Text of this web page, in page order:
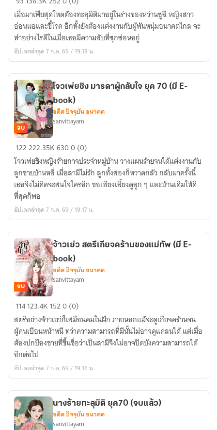
ซูฉี
นาย
หญิง
ซู
แห่ง
70
(มี
E-
book)
เมื่อมาเฟียสุดโหดต้องทะลุมิติมาอยู่ในร่างของหว่านซูฉี หญิงสาว
อ่อนแอและขี้โรค อีกทั้งยังต้องแต่งงานกับผู้พันหนุ่มอนาคตไกล จะ
ทำอย่างไรดีในเมื่อเธอมีความลับที่ซุกซ่อนอยู่
อัปเดตล่าสุด 7 ก.ค. 69 / 19:18 น.
โจ
ว
เพ่ย
ชิง
มารดา
ผู้
กลับ
ยุค
70
(มี
book)
จบ
โจวเพ่ยชิง มารดาผู้กลับใจ ยุค 70 (มี E-
book)
อดีต ปัจจุบัน อนาคต
sanvittayam
122222.35K6300 (0)
โจวเพ่ยชิงหญิงร้ายกาจประจำหมู่บ้าน วางแผนร้ายจนได้แต่งงานกับ
ลูกชายบ้านหลี่ เมื่อสามีไม่รัก ลูกทั้งสองก็หวาดกลัว กลับมาครั้งนี้
เธอจึงไม่คิดจะสนใจใครอีก ขอเพียงเลี้ยงดูลูก ๆ และบ้านเดิมให้ดี
ที่สุดก็พอ
อัปเดตล่าสุด 7 ก.ค. 69 / 19:17 น.
จ้าว
เย่ว
สตรี
เกียจคร้าน
ของ
แม่ทัพ
(มี
book)
จบ
จ้าวเย่ว สตรีเกียจคร้านของแม่ทัพ (มี E-
book)
อดีต ปัจจุบัน อนาคต
sanvittayam
114123.4K 1520 (0)
สตรีอย่างจ้าวเยว่ก็เสมือนคมในฝัก ภายนอกแม้จะดูเกียจคร้านจน
ผู้คนเบือนหน้าหนี ทว่าความสามารถที่มีนั้นไม่อาจดูแคลนได้ แต่เมื่อ
ต้องปกป้องชายที่ขึ้นชื่อว่าเป็นสามีจึงไม่อาจปิดบังความสามารถได้
อีกต่อไป
อัปเดตล่าสุด 7 ก.ค. 69 / 19:16 น.
นางร้ายทะลุมิติ ยุค70 (จบแล้ว)
อดีต ปัจจุบัน อนาคต
sanvittayam